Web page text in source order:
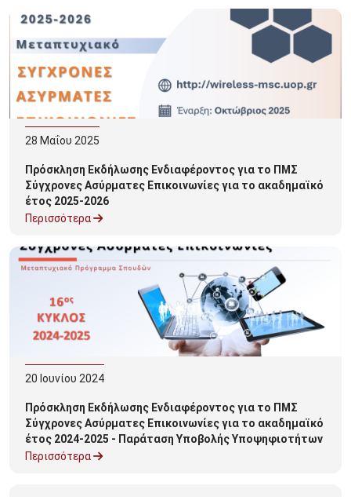
28 Μαΐου 2025
Πρόσκληση Εκδήλωσης Ενδιαφέροντος για το ΠΜΣ
Σύγχρονες Ασύρματες Επικοινωνίες για το ακαδημαϊκό
έτος 2025-2026
Περισσότερα
20 Ιουνίου 2024
Πρόσκληση Εκδήλωσης Ενδιαφέροντος για το ΠΜΣ
Σύγχρονες Ασύρματες Επικοινωνίες για το ακαδημαϊκό
έτος 2024-2025 - Παράταση Υποβολής Υποψηφιοτήτων
Περισσότερα